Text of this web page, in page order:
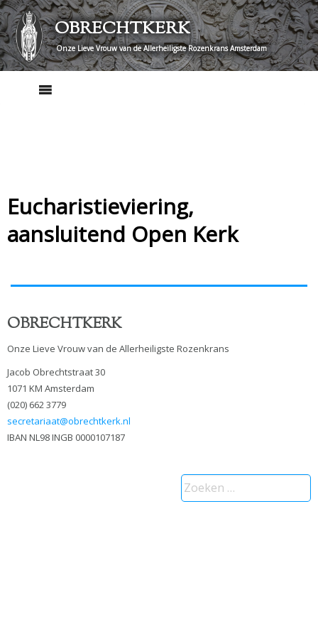
Skip
to
content
OBRECHTKERK
Onze Lieve Vrouw van de Allerheiligste Rozenkrans Amsterdam
Eucharistieviering,
aansluitend Open Kerk
OBRECHTKERK
Onze Lieve Vrouw van de Allerheiligste Rozenkrans
Jacob Obrechtstraat 30
1071 KM Amsterdam
(020) 662 3779
secretariaat@obrechtkerk.nl
IBAN NL98 INGB 0000107187
Zoeken
naar: